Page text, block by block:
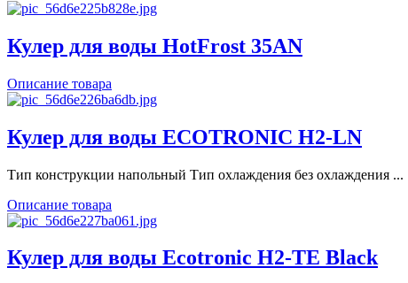
Кулер для воды HotFrost 35AN
Описание товара
Кулер для воды ECOTRONIC H2-LN
Тип конструкции напольный Тип охлаждения без охлаждения ...
Описание товара
Кулер для воды Ecotronic H2-TE Black